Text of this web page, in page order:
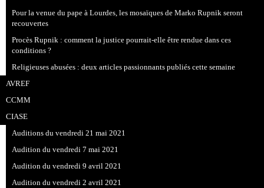
Pour la venue du pape à Lourdes, les mosaïques de Marko Rupnik seront
recouvertes
Procès Rupnik : comment la justice pourrait-elle être rendue dans ces
conditions ?
Religieuses abusées : deux articles passionnants publiés cette semaine
AVREF
CCMM
CIASE
Auditions du vendredi 21 mai 2021
Audition du vendredi 7 mai 2021
Audition du vendredi 9 avril 2021
Audition du vendredi 2 avril 2021